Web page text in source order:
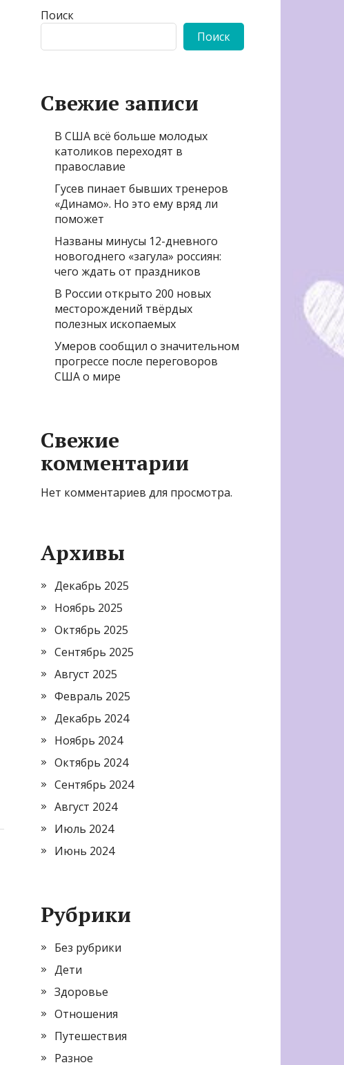
Поиск
Поиск
Свежие записи
В США всё больше молодых
католиков переходят в
православие
Гусев пинает бывших тренеров
«Динамо». Но это ему вряд ли
поможет
Названы минусы 12-дневного
новогоднего «загула» россиян:
чего ждать от праздников
В России открыто 200 новых
месторождений твёрдых
полезных ископаемых
Умеров сообщил о значительном
прогрессе после переговоров
США о мире
Свежие
комментарии
Нет комментариев для просмотра.
Архивы
Декабрь 2025
Ноябрь 2025
Октябрь 2025
Сентябрь 2025
Август 2025
Февраль 2025
Декабрь 2024
Ноябрь 2024
Октябрь 2024
Сентябрь 2024
Август 2024
Июль 2024
Июнь 2024
Рубрики
Без рубрики
Дети
Здоровье
Отношения
Путешествия
Разное